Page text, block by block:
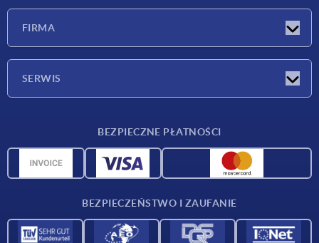
FIRMA
SERWIS
Dane CAD
BEZPIECZNE PŁATNOŚCI
BEZPIECZEŃSTWO I ZAUFANIE